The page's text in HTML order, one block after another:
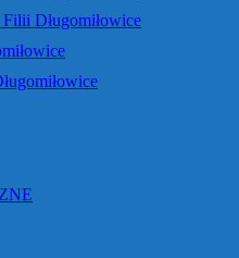
Długomiłowice